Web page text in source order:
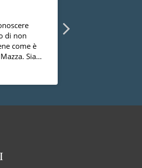
di non
come è
Sia
sinceri